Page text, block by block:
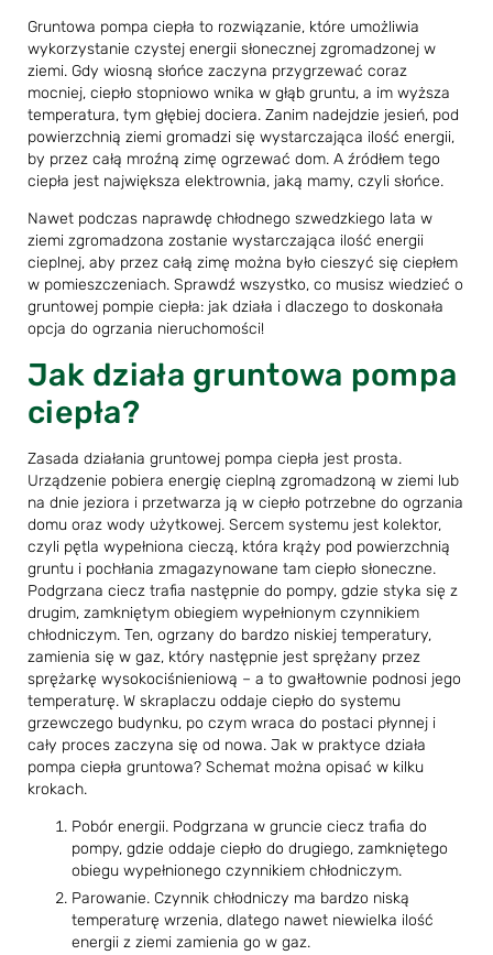
Gruntowa pompa ciepła to rozwiązanie, które umożliwia
wykorzystanie czystej energii słonecznej zgromadzonej w
ziemi. Gdy wiosną słońce zaczyna przygrzewać coraz
mocniej, ciepło stopniowo wnika w głąb gruntu, a im wyższa
temperatura, tym głębiej dociera. Zanim nadejdzie jesień, pod
powierzchnią ziemi gromadzi się wystarczająca ilość energii,
by przez całą mroźną zimę ogrzewać dom. A źródłem tego
ciepła jest największa elektrownia, jaką mamy, czyli słońce.
Nawet podczas naprawdę chłodnego szwedzkiego lata w
ziemi zgromadzona zostanie wystarczająca ilość energii
cieplnej, aby przez całą zimę można było cieszyć się ciepłem
w pomieszczeniach. Sprawdź wszystko, co musisz wiedzieć o
gruntowej pompie ciepła: jak działa i dlaczego to doskonała
opcja do ogrzania nieruchomości!
Jak działa gruntowa pompa
ciepła?
Zasada działania gruntowej pompa ciepła jest prosta.
Urządzenie pobiera energię cieplną zgromadzoną w ziemi lub
na dnie jeziora i przetwarza ją w ciepło potrzebne do ogrzania
domu oraz wody użytkowej. Sercem systemu jest kolektor,
czyli pętla wypełniona cieczą, która krąży pod powierzchnią
gruntu i pochłania zmagazynowane tam ciepło słoneczne.
Podgrzana ciecz trafia następnie do pompy, gdzie styka się z
drugim, zamkniętym obiegiem wypełnionym czynnikiem
chłodniczym. Ten, ogrzany do bardzo niskiej temperatury,
zamienia się w gaz, który następnie jest sprężany przez
sprężarkę wysokociśnieniową – a to gwałtownie podnosi jego
temperaturę. W skraplaczu oddaje ciepło do systemu
grzewczego budynku, po czym wraca do postaci płynnej i
cały proces zaczyna się od nowa. Jak w praktyce działa
pompa ciepła gruntowa? Schemat można opisać w kilku
krokach.
Pobór energii. Podgrzana w gruncie ciecz trafia do
pompy, gdzie oddaje ciepło do drugiego, zamkniętego
obiegu wypełnionego czynnikiem chłodniczym.
Parowanie. Czynnik chłodniczy ma bardzo niską
temperaturę wrzenia, dlatego nawet niewielka ilość
energii z ziemi zamienia go w gaz.